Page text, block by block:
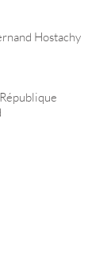
Hostachy